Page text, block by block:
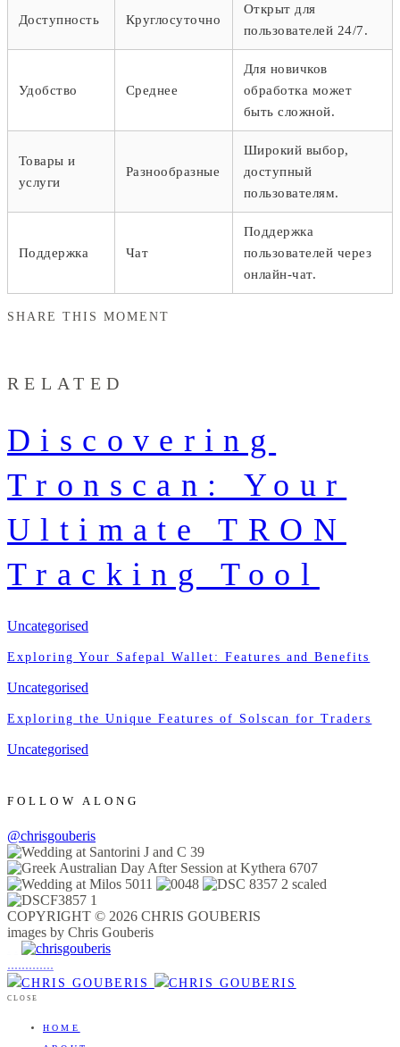
Доступность Круглосуточно
Открыт для
пользователей 24/7.
Удобство Среднее
Для новичков
обработка может
быть сложной.
Товары и
услуги
Разнообразные
Широкий выбор,
доступный
пользователям.
Поддержка Чат
Поддержка
пользователей через
онлайн-чат.
SHARE THIS MOMENT
RELATED
Discovering
Tronscan: Your
Ultimate TRON
Tracking Tool
Uncategorised
Exploring Your Safepal Wallet: Features and Benefits
Uncategorised
Exploring the Unique Features of Solscan for Traders
Uncategorised
FOLLOW ALONG
@chrisgouberis
COPYRIGHT © 2026 CHRIS GOUBERIS
images by Chris Gouberis
.............
CLOSE
HOME